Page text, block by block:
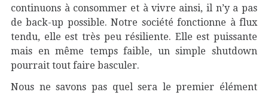
continuons à consommer et à vivre ainsi, il n’y a pas
de back-up possible. Notre société fonctionne à flux
tendu, elle est très peu résiliente. Elle est puissante
mais en même temps faible, un simple shutdown
pourrait tout faire basculer.
Nous ne savons pas quel sera le premier élément